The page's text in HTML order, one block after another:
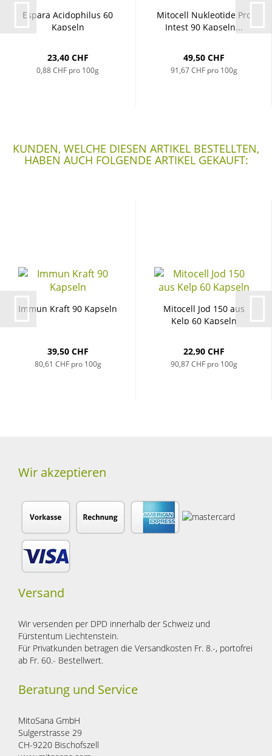
Es­pa­ra Aci­do­phi­lus 60
Kap­seln
23,40 CHF
0,88 CHF pro 100g
Mi­to­cell Nu­kleo­ti­de Pro
In­test 90 Kap­seln...
49,50 CHF
91,67 CHF pro 100g
KUNDEN, WELCHE DIESEN ARTIKEL BESTELLTEN,
HABEN AUCH FOLGENDE ARTIKEL GEKAUFT:
Immun Kraft 90 Kap­seln
39,50 CHF
80,61 CHF pro 100g
Mi­to­cell Jod 150 aus
Kelp 60 Kap­seln
22,90 CHF
90,87 CHF pro 100g
Wir akzeptieren
Versand
Wir versenden per DPD innerhalb der Schweiz und
Fürstentum Liechtenstein.
Für Privatkunden betragen die Versandkosten Fr. 8.-, portofrei
ab Fr. 60.- Bestellwert.
Beratung und Service
MitoSana GmbH
Sulgerstrasse 29
CH-9220 Bischofszell